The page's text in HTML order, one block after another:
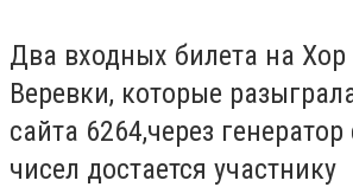
Два входных билета на
Веревки, которые
сайта 6264,через
чисел достается участнику